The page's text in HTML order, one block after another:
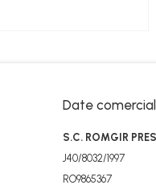
Date
S.C. ROMGIR
J40/8032/1997
RO9865367